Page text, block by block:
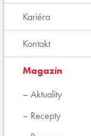
Kariéra
Kontakt
Magazín
Aktuality
Recepty